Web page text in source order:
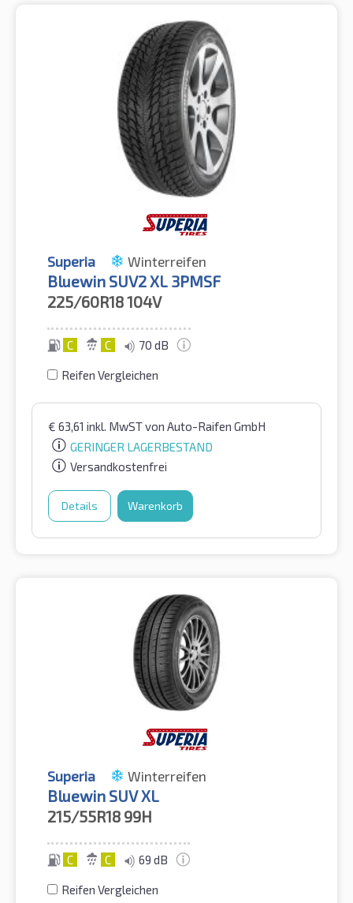
Superia Winterreifen
Bluewin SUV2 XL 3PMSF
225/60R18104V
C C 70 dB
Reifen Vergleichen
€ 63,61 inkl. MwSTvon Auto-Raifen GmbH
GERINGER LAGERBESTAND
Versandkostenfrei
Details Warenkorb
Superia Winterreifen
Bluewin SUV XL
215/55R18 99H
C C 69 dB
Reifen Vergleichen